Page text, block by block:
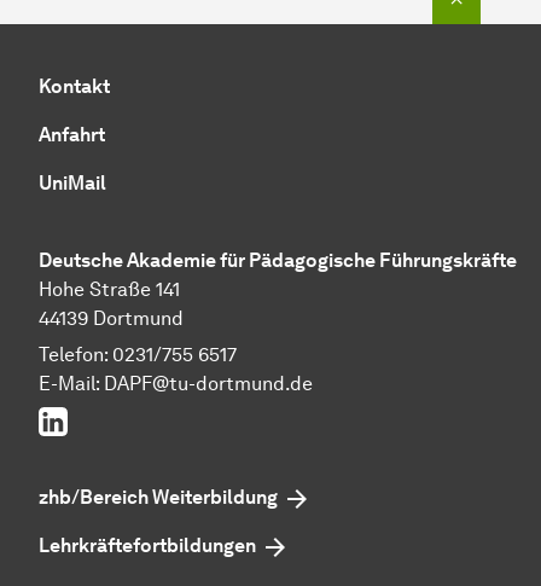
Kontakt
Anfahrt
UniMail
Deutsche Akademie für Pädagogische Führungskräfte
Hohe Straße 141
44139 Dortmund
Telefon: 0231/755 6517
E-Mail: DAPF@tu-dortmund.de
LinkedIn
zhb/Bereich Weiterbildung
Lehrkräftefortbildungen